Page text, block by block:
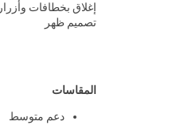
إغلاق بخطافات وأزرار
تصميم ظهر
المقاسات
دعم متوسط